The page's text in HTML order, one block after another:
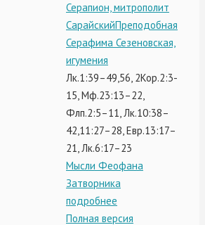
Серапион, митрополит
СарайскийПреподобная
Серафима Сезеновская,
игумения
Лк.1:39–49,56, 2Кор.2:3-
15, Мф.23:13–22,
Флп.2:5–11, Лк.10:38–
42,11:27–28, Евр.13:17–
21, Лк.6:17–23
Мысли Феофана
Затворника
подробнее
Полная версия